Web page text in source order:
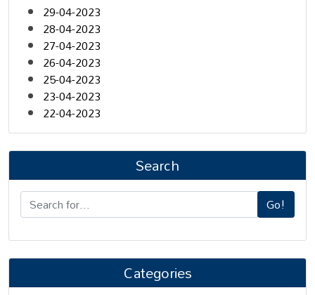
29-04-2023
28-04-2023
27-04-2023
26-04-2023
25-04-2023
23-04-2023
22-04-2023
Search
Go!
Categories